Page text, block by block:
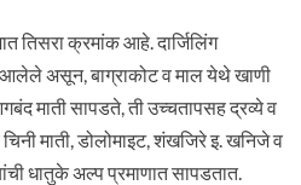
तिसरा क्रमांक आहे. दार्जिलिंग
असून, बाग्राकोट व माल येथे खाणी
माती सापडते, ती उच्चतापसह द्रव्ये व
चिनी माती, डोलोमाइट, शंखजिरे इ. खनिजे व
धातुके अल्प प्रमाणात सापडतात.